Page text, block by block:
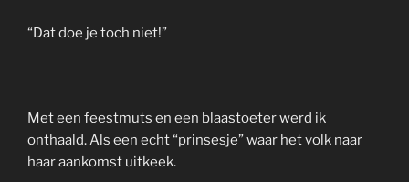
“Dat doe je toch niet!”
Met een feestmuts en een blaastoeter werd ik
onthaald. Als een echt “prinsesje” waar het volk naar
haar aankomst uitkeek.